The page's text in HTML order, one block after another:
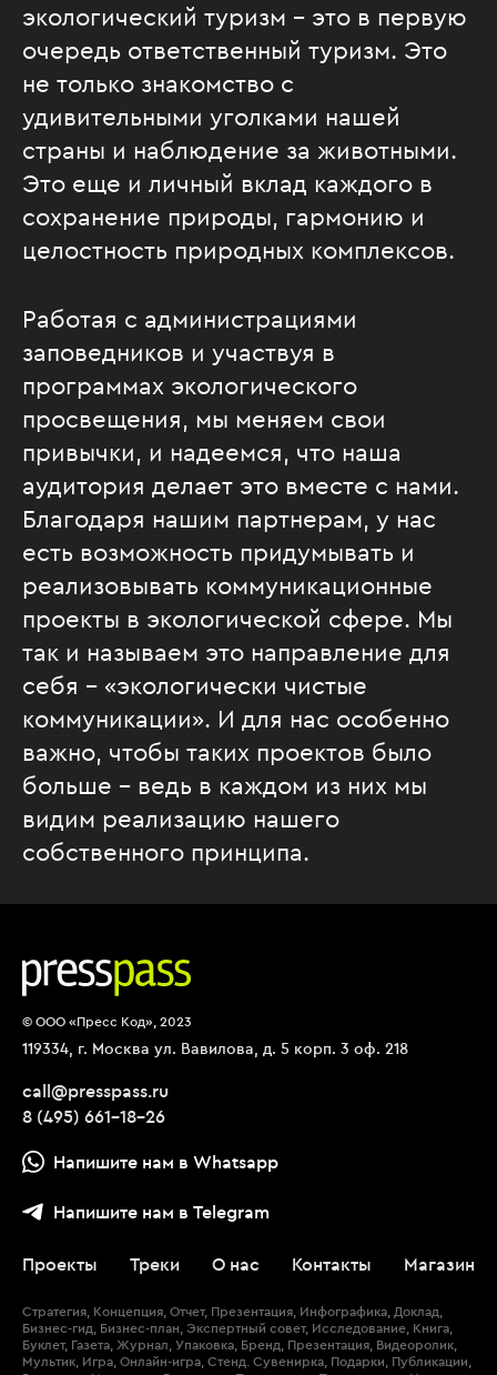
экологический туризм – это в первую
очередь ответственный туризм. Это
не только знакомство с
удивительными уголками нашей
страны и наблюдение за животными.
Это еще и личный вклад каждого в
сохранение природы, гармонию и
целостность природных комплексов.
Работая с администрациями
заповедников и участвуя в
программах экологического
просвещения, мы меняем свои
привычки, и надеемся, что наша
аудитория делает это вместе с нами.
Благодаря нашим партнерам, у нас
есть возможность придумывать и
реализовывать коммуникационные
проекты в экологической сфере. Мы
так и называем это направление для
себя – «экологически чистые
коммуникации». И для нас особенно
важно, чтобы таких проектов было
больше – ведь в каждом из них мы
видим реализацию нашего
собственного принципа.
© ООО «Пресс Код», 2023
119334, г. Москва ул. Вавилова, д. 5 корп. 3 оф. 218
call@presspass.ru
8 (495) 661-18-26
Напишите нам в Whatsapp
Напишите нам в Telegram
Проекты Треки О нас Контакты Магазин
Стратегия, Концепция, Отчет, Презентация, Инфографика, Доклад,
Бизнес-гид, Бизнес-план, Экспертный совет, Исследование, Книга,
Буклет, Газета, Журнал, Упаковка, Бренд, Презентация, Видеоролик,
Мультик, Игра, Онлайн-игра, Стенд. Сувенирка, Подарки, Публикации,